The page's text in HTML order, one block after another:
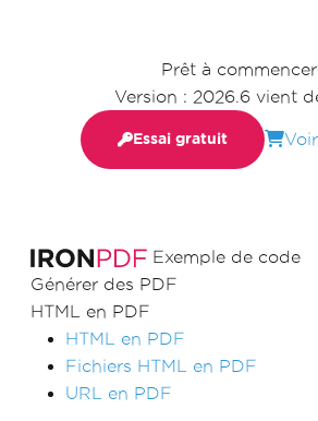
Exemple de code
Générer des PDF
HTML en PDF
HTML en PDF
Fichiers HTML en PDF
URL en PDF
Prêt à
Version : 2026.6 vient
Essai gratuit